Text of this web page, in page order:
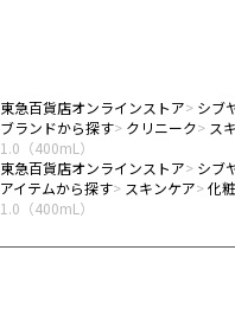
東急百貨店オンラインストア
シブ
ブランドから探す
クリニーク ス
1.0（400mL）
東急百貨店オンラインストア
シブ
アイテムから探す
スキンケア 化
1.0（400mL）